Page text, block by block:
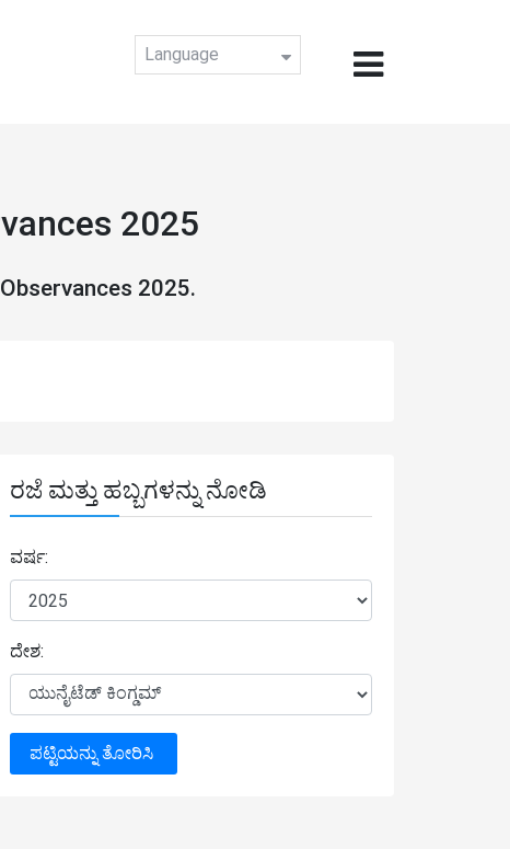
Language
2025
2025.
ರಜೆ ಮತ್ತು ಹಬ್ಬಗಳನ್ನು ನೋಡಿ
ವರ್ಷ:
ದೇಶ:
ಪಟ್ಟಿಯನ್ನು ತೋರಿಸಿ